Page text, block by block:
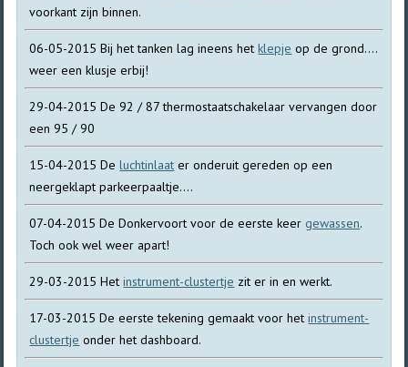
voorkant zijn binnen.
06-05-2015 Bij het tanken lag ineens hetklepje op de grond....
weer een klusje erbij!
29-04-2015 De 92 / 87 thermostaatschakelaar vervangen door
een 95 / 90
15-04-2015 Deluchtinlaat er onderuit gereden op een
neergeklapt parkeerpaaltje....
07-04-2015 De Donkervoort voor de eerste keer gewassen.
Toch ook wel weer apart!
29-03-2015 Hetinstrument-clustertje zit er in en werkt.
17-03-2015 De eerste tekening gemaakt voor hetinstrument-
clustertje onder het dashboard.